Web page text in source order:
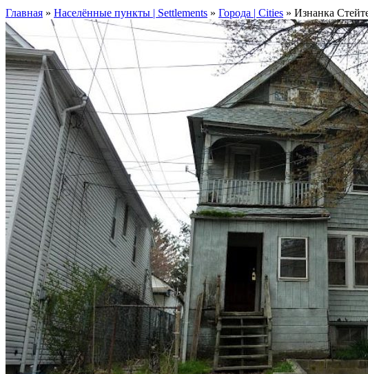
Главная » Населённые пункты | Settlements » Города | Cities » Изнанка